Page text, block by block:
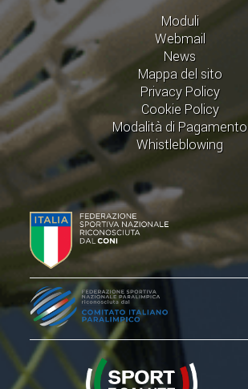
Moduli
Webmail
News
Mappa del sito
Privacy Policy
Cookie Policy
Modalità di Pagamento
Whistleblowing